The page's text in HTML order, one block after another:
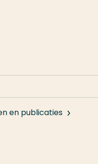
en publicaties